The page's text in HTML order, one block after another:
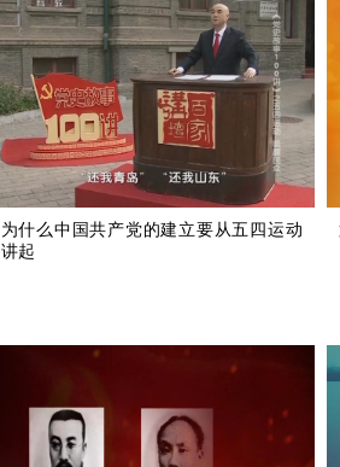
为什么中国共产党的建立要从五四运动
讲起